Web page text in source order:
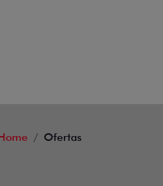
Ofertas